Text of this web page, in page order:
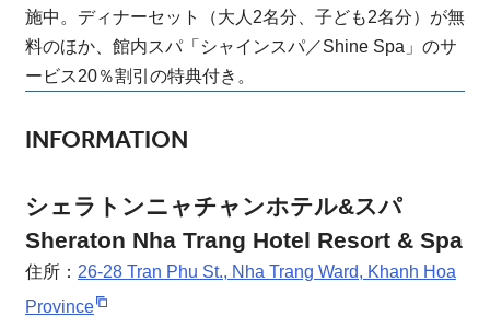
施中。ディナーセット（大人2名分、子ども2名分）が無
料のほか、館内スパ「シャインスパ／Shine Spa」のサ
ービス20％割引の特典付き。
INFORMATION
シェラトンニャチャンホテル&スパ
Sheraton Nha Trang Hotel Resort & Spa
住所： 26-28 Tran Phu St., Nha Trang Ward, Khanh Hoa
Province